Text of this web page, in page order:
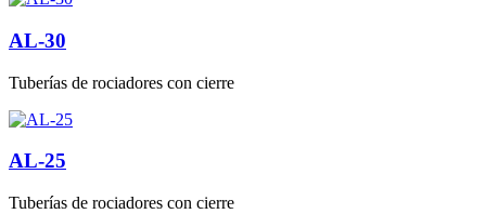
AL-30
Tuberías de rociadores con cierre
AL-25
Tuberías de rociadores con cierre